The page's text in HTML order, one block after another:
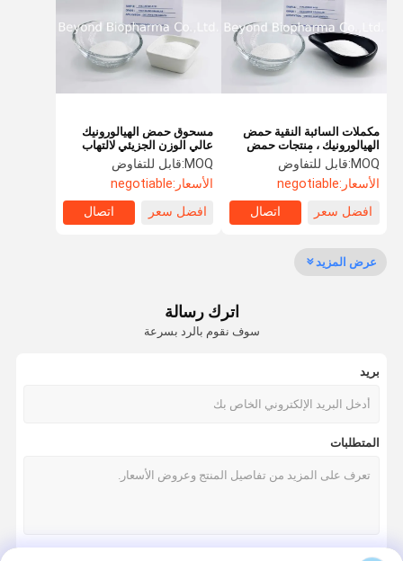
مراقبة الجودة اتصل بنا اطلب اقتباس
Company
مسحوق الكولاجين بالماء
غير مضغوط النوع الثاني الكولاجين
النوع الثاني الدجاج الكولاجين
مسحوق كولاجين السمك
حبيبات كولاجين السمك
مكملات السائبة النقية حمض
الهيالورونيك ، منتجات حمض
الهيالورونيك الأبيض
MOQ: قابل للتفاوض
الأسعار:negotiable
افضل سعر
اتصال
مسحوق حمض الهيالورونيك
عالي الوزن الجزيئي لالتهاب
المفاصل في الركبة
MOQ: قابل للتفاوض
الأسعار:negotiable
افضل سعر
اتصال
عرض المزيد
اترك رسالة
سوف نقوم بالرد بسرعة
بريد
المتطلبات